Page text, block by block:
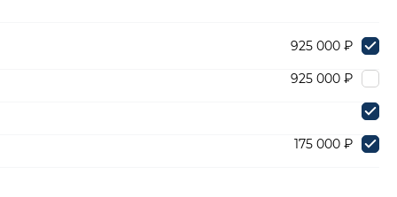
925 000 ₽
925 000 ₽
175 000 ₽